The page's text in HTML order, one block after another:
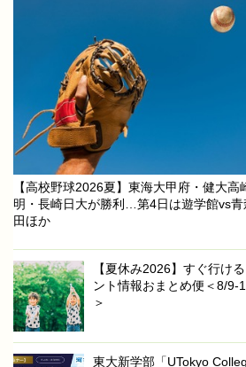
【高校野球2026夏】東海大甲府・健大高
明・長崎日大が勝利…第4日は遊学館vs青
田ほか
【夏休み2026】すぐ行け
ント情報おまとめ便＜8/9-
＞
東大新学部「UTokyo